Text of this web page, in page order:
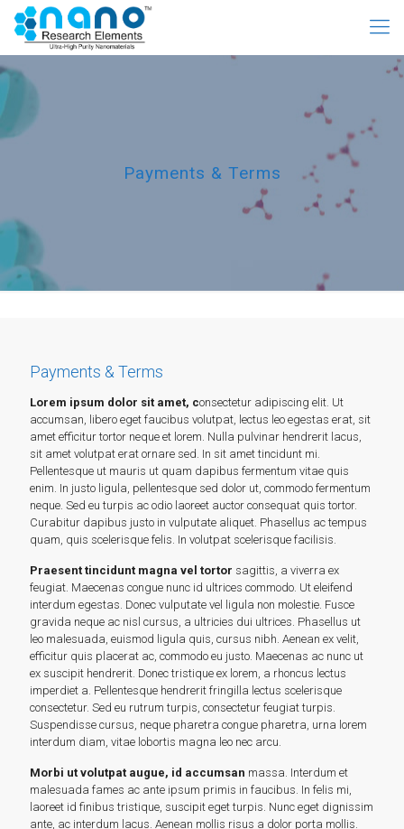
Payments & Terms
Payments & Terms
Lorem ipsum dolor sit amet, consectetur adipiscing elit. Ut
accumsan, libero eget faucibus volutpat, lectus leo egestas erat, sit
amet efficitur tortor neque et lorem. Nulla pulvinar hendrerit lacus,
sit amet volutpat erat ornare sed. In sit amet tincidunt mi.
Pellentesque ut mauris ut quam dapibus fermentum vitae quis
enim. In justo ligula, pellentesque sed dolor ut, commodo fermentum
neque. Sed eu turpis ac odio laoreet auctor consequat quis tortor.
Curabitur dapibus justo in vulputate aliquet. Phasellus ac tempus
quam, quis scelerisque felis. In volutpat scelerisque facilisis.
Praesent tincidunt magna vel tortor sagittis, a viverra ex
feugiat. Maecenas congue nunc id ultrices commodo. Ut eleifend
interdum egestas. Donec vulputate vel ligula non molestie. Fusce
gravida neque ac nisl cursus, a ultricies dui ultrices. Phasellus ut
leo malesuada, euismod ligula quis, cursus nibh. Aenean ex velit,
efficitur quis placerat ac, commodo eu justo. Maecenas ac nunc ut
ex suscipit hendrerit. Donec tristique ex lorem, a rhoncus lectus
imperdiet a. Pellentesque hendrerit fringilla lectus scelerisque
consectetur. Sed eu rutrum turpis, consectetur feugiat turpis.
Suspendisse cursus, neque pharetra congue pharetra, urna lorem
interdum diam, vitae lobortis magna leo nec arcu.
Morbi ut volutpat augue, id accumsan massa. Interdum et
malesuada fames ac ante ipsum primis in faucibus. In felis mi,
laoreet id finibus tristique, suscipit eget turpis. Nunc eget dignissim
ante, ac interdum lacus. Aenean mollis risus a dolor porta mollis.